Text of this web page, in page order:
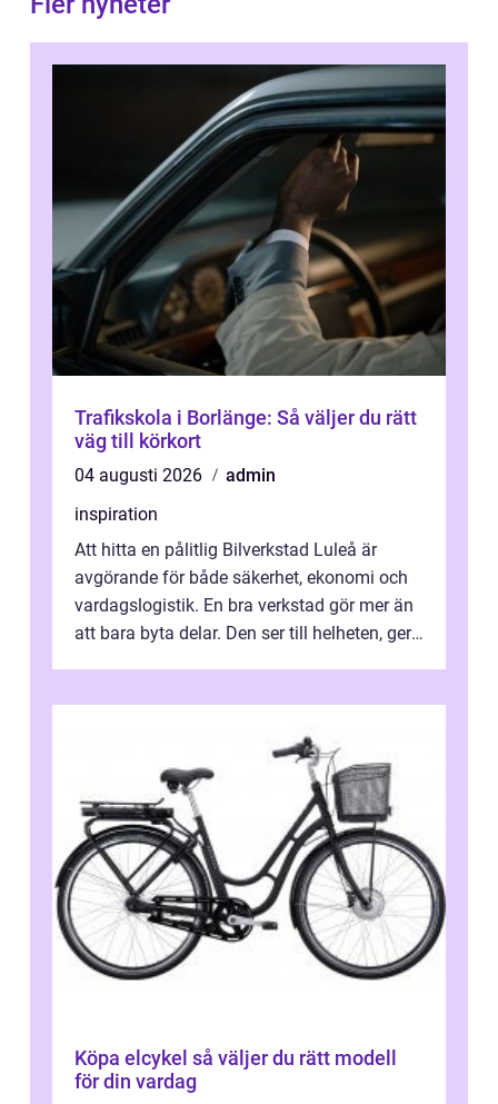
Trafikskola i Borlänge: Så väljer du rätt
väg till körkort
04 augusti 2026
admin
inspiration
Att hitta en pålitlig Bilverkstad Luleå är
avgörande för både säkerhet, ekonomi och
vardagslogistik. En bra verkstad gör mer än
att bara byta delar. Den ser till helheten, ger
Köpa elcykel så väljer du rätt modell
för din vardag